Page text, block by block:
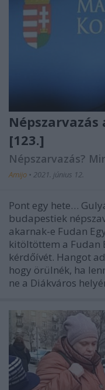
Népszarvazás
[123.]
Népszarvazás?
Amijo • 2021. június 12.
Pont egy hete…
budapestiek
akarnak-e Fudan
kitöltöttem a Fudan
kérdőívét. Hangot
hogy örülnék, ha
ne a Diákváros